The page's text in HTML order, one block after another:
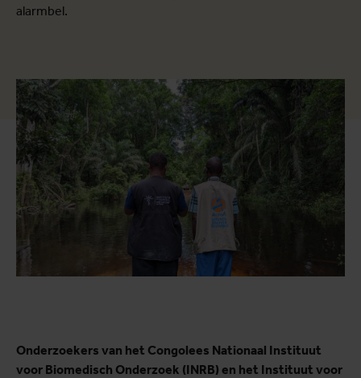
alarmbel.
Onderzoekers van het Congolees Nationaal Instituut
voor Biomedisch Onderzoek (INRB) en het Instituut voor